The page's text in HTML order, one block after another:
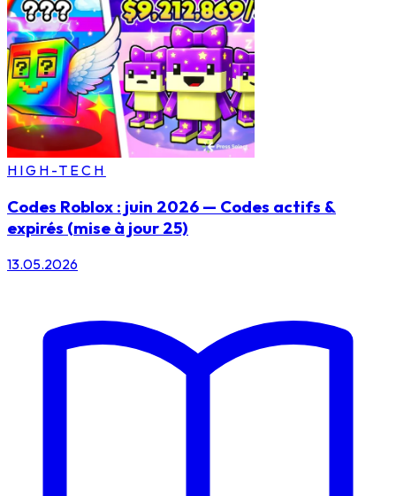
HIGH-TECH
Codes Roblox : juin 2026 — Codes actifs &
expirés (mise à jour 25)
13.05.2026